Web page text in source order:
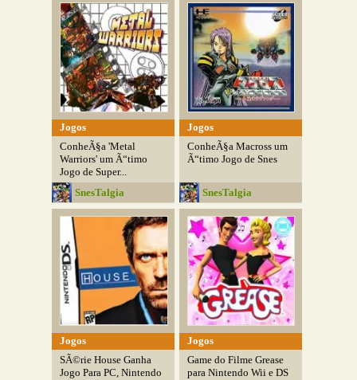
Jogos
ConheÃ§a 'Metal
Warriors' um Ã“timo
Jogo de Super...
SnesTalgia
Jogos
ConheÃ§a Macross um
Ã“timo Jogo de Snes
SnesTalgia
Jogos
SÃ©rie House Ganha
Jogo Para PC, Nintendo
Jogos
Game do Filme Grease
para Nintendo Wii e DS